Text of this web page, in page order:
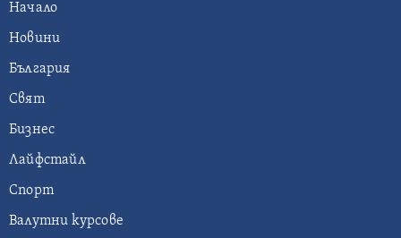
Начало
Новини
България
Свят
Бизнес
Лайфстайл
Спорт
Валутни курсове